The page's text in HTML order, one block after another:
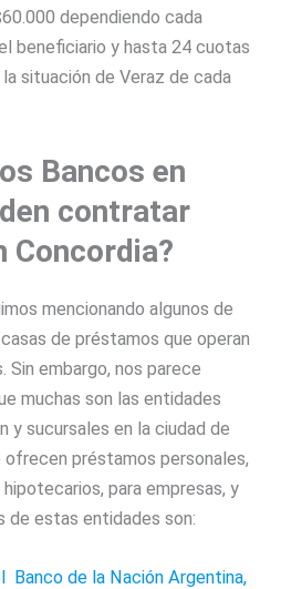
dependiendo cada
beneficiario y hasta 24 cuotas
situación de Veraz de cada
Bancos en
contratar
Concordia?
mencionando algunos de
de préstamos que operan
Sin embargo, nos parece
muchas son las entidades
y sucursales en la ciudad de
ofrecen préstamos personales,
para empresas, y
de estas entidades son:
Banco de la Nación Argentina,